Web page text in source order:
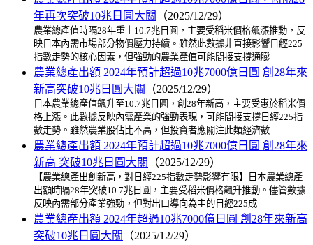
年再次突破10兆日圓大關
（2025/12/29）
農業總產值時隔28年重上10.7兆日圓，主要受稻米價格飆漲推動，反
映日本內需市場部分物價壓力持續。雖然此數據非直接影響日經225
指數走勢的核心因素，但強勁的農業產值可能間接支撐通膨
農業總產出額 2024年預計超過10兆7000億日圓 創28年來
新高突破10兆日圓大關
（2025/12/29）
日本農業總產值飆升至10.7兆日圓，創28年新高，主要受惠於稻米價
格上漲。此數據反映內需產業的強勁表現，可能間接支撐日經225指
數走勢。雖然農業股佔比不高，但投資者應關注此類經濟數
農業總產出額 2024年預計超過10兆7000億日圓 創28年來
新高 突破10兆日圓大關
（2025/12/29）
【農業總產出創新高，對日經225指數走勢影響有限】日本農業總產
出額時隔28年突破10.7兆日圓，主要受稻米價格飆升推動。儘管數據
反映內需部分產業強勁，但對出口導向為主的日經225成
農業總產出額 2024年超過10兆7000億日圓 創28年來新高
突破10兆日圓大關
（2025/12/29）